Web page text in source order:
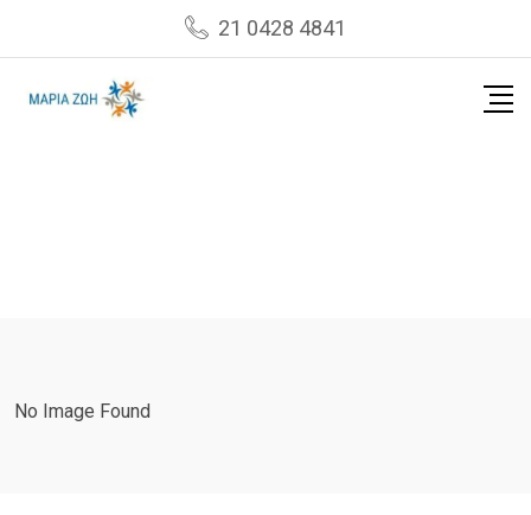
21 0428 4841
No Image Found